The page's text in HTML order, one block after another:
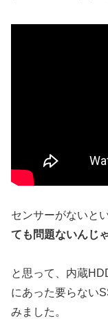
センサーがないと
ても問題ないんじ
と思って、内蔵
にあった要らない
みました。